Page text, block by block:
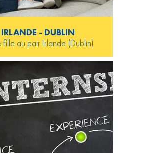
IRLANDE - DUBLIN
fille au pair Irlande (Dublin)